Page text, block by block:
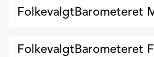
FolkevalgtBarometeret
FolkevalgtBarometeret